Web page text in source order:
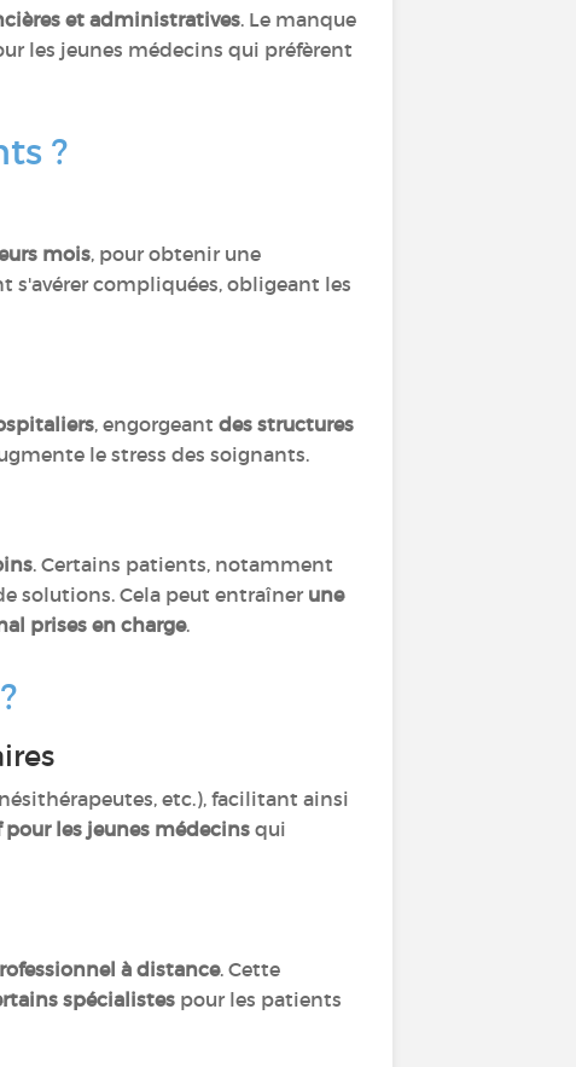
et administratives. Le manque
les jeunes médecins qui préfèrent
?
mois, pour obtenir une
s'avérer compliquées, obligeant les
, engorgeant des structures
le stress des soignants.
. Certains patients, notamment
solutions. Cela peut entraîner une
prises en charge.
etc.), facilitant ainsi
les jeunes médecinsqui
à distance. Cette
spécialistes pour les patients